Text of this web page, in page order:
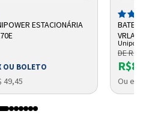
ESTACIONÁRIA
OU BOLETO
49,45
VRLA
DE R$
Ou em